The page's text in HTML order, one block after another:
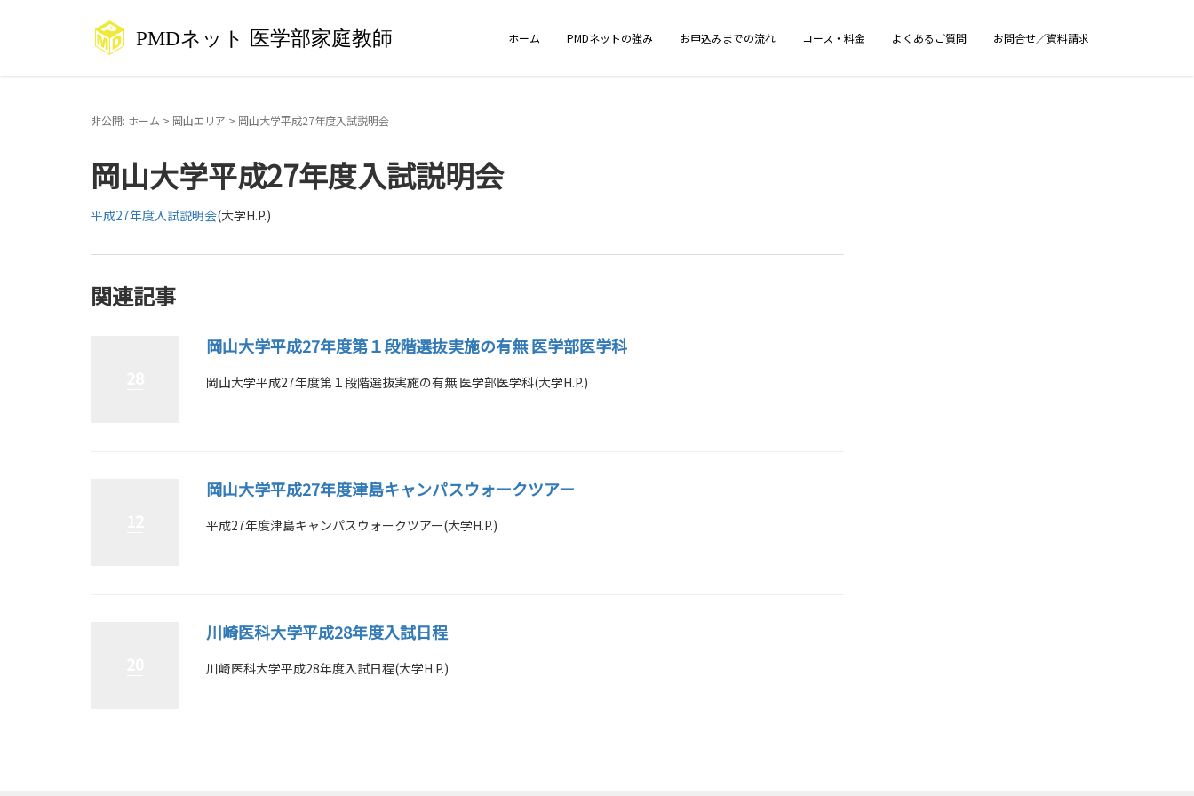
ホーム PMDネットの強み お申込みまでの流れ コース・料金 よくあるご質問 お問合せ／資料請求
非公開: ホーム > 岡山エリア > 岡山大学平成27年度入試説明会
岡山大学平成27年度入試説明会
平成27年度入試説明会(大学H.P.)
関連記事
岡山大学平成27年度第１段階選抜実施の有無 医学部医学科
岡山大学平成27年度第１段階選抜実施の有無 医学部医学科(大学H.P.)
岡山大学平成27年度津島キャンパスウォークツアー
平成27年度津島キャンパスウォークツアー(大学H.P.)
川崎医科大学平成28年度入試日程
川崎医科大学平成28年度入試日程(大学H.P.)